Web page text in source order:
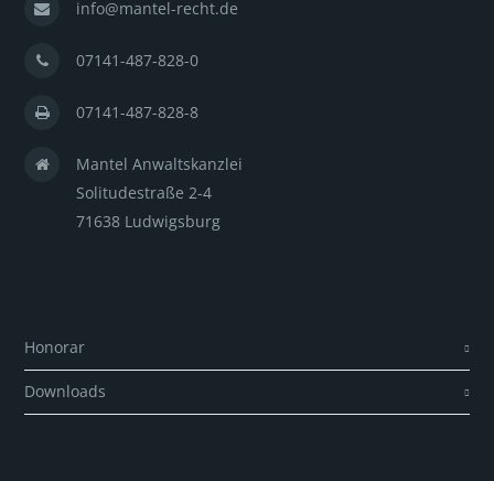
info@mantel-recht.de
07141-487-828-0
07141-487-828-8
Mantel Anwaltskanzlei
Solitudestraße 2-4
71638 Ludwigsburg
Honorar
Downloads